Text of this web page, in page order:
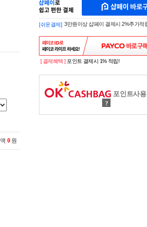
0 원
M
A
K
E
O
P
S
H
페
이
바
매
[쉬운결제] 3만원이상 샵페이 결제시 2%추가적
[ 결제혜택 ] 포인트 결제시 1% 적립!
포인트사
?